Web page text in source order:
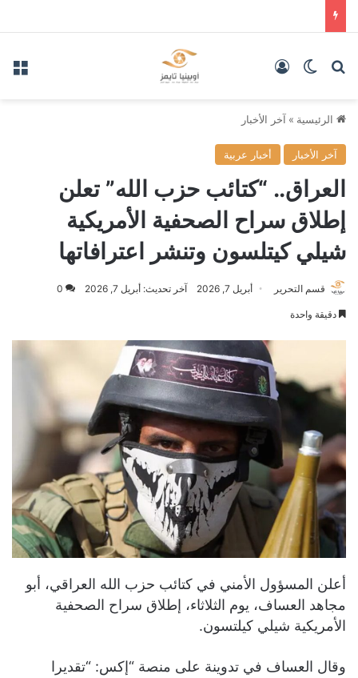
بحث عنالوضع المظلم
الرئيسية » آخر الأخبار
آخر الأخبار أخبار عربية
العراق.. “كتائب حزب الله” تعلن
إطلاق سراح الصحفية الأمريكية
شيلي كيتلسون وتنشر اعترافاتها
قسم التحرير أبريل 7, 2026 آخر تحديث: أبريل 7, 2026 0
دقيقة واحدة
أعلن المسؤول الأمني في كتائب حزب الله العراقي، أبو
مجاهد العساف، يوم الثلاثاء، إطلاق سراح الصحفية
الأمريكية شيلي كيلتسون.
وقال العساف في تدوينة على منصة “إكس: “تقديرا